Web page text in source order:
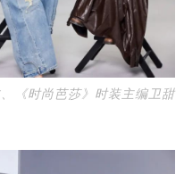
《时尚芭莎》时装主编卫甜